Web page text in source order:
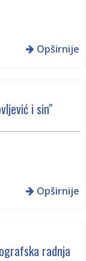
Opširnije
i sin"
Opširnije
radnja